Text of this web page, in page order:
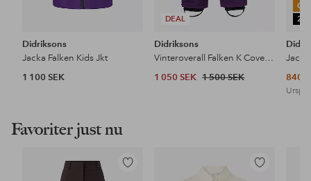
Didriksons
Jacka Falken Kids Jkt
1 100 SEK
DEAL
Didriksons
Vinteroverall Falken K Coverall
1 050 SEK 1 500 SEK
840
Favoriter just nu
Lägg
Lägg